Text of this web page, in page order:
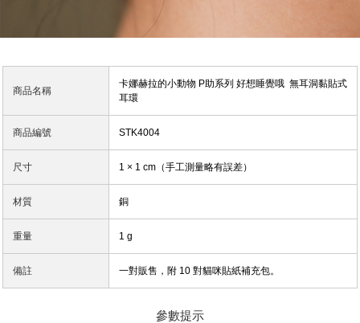
商品名稱
卡娜赫拉的小動物 P助系列 好想睡覺哦 無耳洞黏貼式
耳環
商品編號 STK4004
尺寸 1 × 1 cm（手工測量略有誤差）
材質 銅
重量 1 g
備註 一對販售，附 10 對貓咪貼紙補充包。
參數提示